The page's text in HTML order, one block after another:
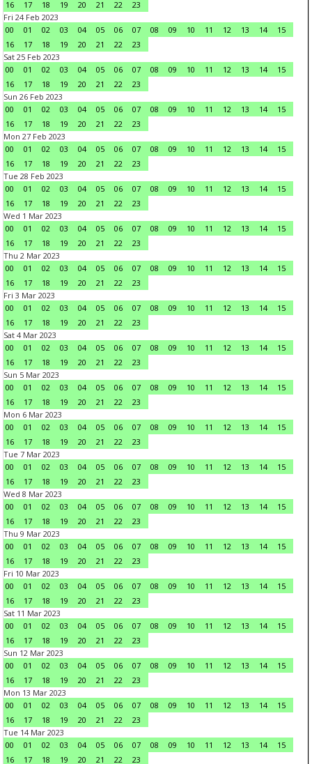
16
17 18 19 20 21 22
23
Fri 24 Feb 2023
00
01 02 03 04 05 06 07 08 09 10 11 12 13 14
15
16
17 18 19 20 21 22
23
Sat 25 Feb 2023
00
01 02 03 04 05 06 07 08 09 10 11 12 13 14
15
16
17 18 19 20 21 22
23
Sun 26 Feb 2023
00
01 02 03 04 05 06 07 08 09 10 11 12 13 14
15
16
17 18 19 20 21 22
23
Mon 27 Feb 2023
00
01 02 03 04 05 06 07 08 09 10 11 12 13 14
15
16
17 18 19 20 21 22
23
Tue 28 Feb 2023
00
01 02 03 04 05 06 07 08 09 10 11 12 13 14
15
16
17 18 19 20 21 22
23
Wed 1 Mar 2023
00
01 02 03 04 05 06 07 08 09 10 11 12 13 14
15
16
17 18 19 20 21 22
23
Thu 2 Mar 2023
00
01 02 03 04 05 06 07 08 09 10 11 12 13 14
15
16
17 18 19 20 21 22
23
Fri 3 Mar 2023
00
01 02 03 04 05 06 07 08 09 10 11 12 13 14
15
16
17 18 19 20 21 22
23
Sat 4 Mar 2023
00
01 02 03 04 05 06 07 08 09 10 11 12 13 14
15
16
17 18 19 20 21 22
23
Sun 5 Mar 2023
00
01 02 03 04 05 06 07 08 09 10 11 12 13 14
15
16
17 18 19 20 21 22
23
Mon 6 Mar 2023
00
01 02 03 04 05 06 07 08 09 10 11 12 13 14
15
16
17 18 19 20 21 22
23
Tue 7 Mar 2023
00
01 02 03 04 05 06 07 08 09 10 11 12 13 14
15
16
17 18 19 20 21 22
23
Wed 8 Mar 2023
00
01 02 03 04 05 06 07 08 09 10 11 12 13 14
15
16
17 18 19 20 21 22
23
Thu 9 Mar 2023
00
01 02 03 04 05 06 07 08 09 10 11 12 13 14
15
16
17 18 19 20 21 22
23
Fri 10 Mar 2023
00
01 02 03 04 05 06 07 08 09 10 11 12 13 14
15
16
17 18 19 20 21 22
23
Sat 11 Mar 2023
00
01 02 03 04 05 06 07 08 09 10 11 12 13 14
15
16
17 18 19 20 21 22
23
Sun 12 Mar 2023
00
01 02 03 04 05 06 07 08 09 10 11 12 13 14
15
16
17 18 19 20 21 22
23
Mon 13 Mar 2023
00
01 02 03 04 05 06 07 08 09 10 11 12 13 14
15
16
17 18 19 20 21 22
23
Tue 14 Mar 2023
00
01 02 03 04 05 06 07 08 09 10 11 12 13 14
15
16
17 18 19 20 21 22 23